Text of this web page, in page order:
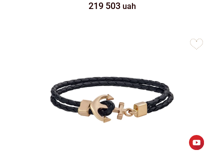
219 503 uah
favorites